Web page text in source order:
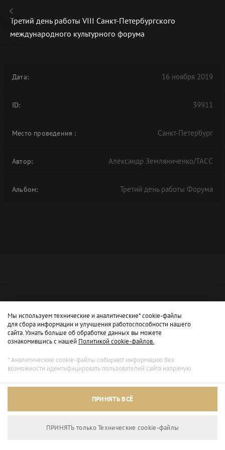
В АРХИВЕ
Архивный режим
Третий день работы VIII Санкт-Петербургского
международного культурного форума
Дата: 16 ноября 2019
ID: 39911
Место проведения : Санкт-Петербург
Автор: Александр Земляниченко/ТАСС
Альбом: Третий день работы Форума
Мы используем технические и аналитические* cookie-файлы
для сбора информации и улучшения работоспособности нашего
сайта. Узнать больше об обработке данных вы можете
ознакомившись с нашей Политикой cookie-файлов.
* Аналитические cookie-файлы собирают информацию без
возможности идентифицировать пользователей сайта напрямую.
ПРИНЯТЬ ВСЁ
ПРИНЯТЬ только Технические сookie-файлы